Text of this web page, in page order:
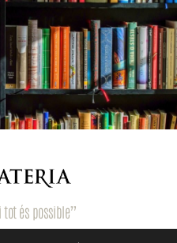
tot és possible”